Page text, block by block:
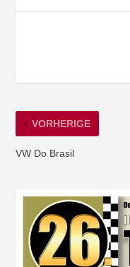
VORHERIGE
VW Do Brasil